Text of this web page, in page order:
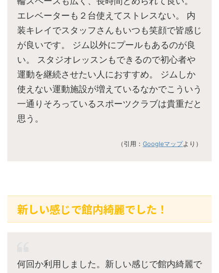
エレベーターも２台使えてストレスない。 内
装キレイでスタッフさんもいつも笑顔で皆感じ
が良いです。 ジム以外にプールもあるのが良
い。 スタジオレッスンもできるので初心者や
運動を継続させたい人におすすめ。 ジムしか
使えない運動施設が増えているなかでこういう
一通りそろっているスポーツクラブは貴重だと
思う。
（引用： Googleマップより）
新しい感じで館内綺麗でした！
何回か利用しました。新しい感じで館内綺麗で